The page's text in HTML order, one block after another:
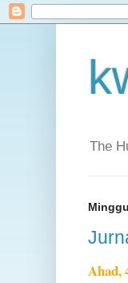
The
Ahad,